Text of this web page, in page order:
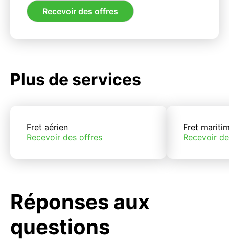
Recevoir des offres
Plus de services
Fret aérien
Recevoir des offres
Fret
Recevoir
Réponses aux
questions